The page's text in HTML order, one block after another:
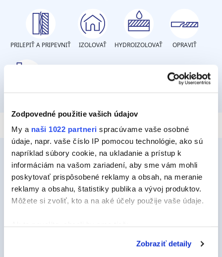
Zodpovedné použitie vašich údajov
My a naši 1022 partneri spracúvame vaše osobné
údaje, napr. vaše číslo IP pomocou technológie, ako sú
napríklad súbory cookie, na ukladanie a prístup k
informáciám na vašom zariadení, aby sme vám mohli
poskytovať prispôsobené reklamy a obsah, na meranie
reklamy a obsahu, štatistiky publika a vývoj produktov.
Môžete si zvoliť, kto a na aké účely použije vaše údaje.
Zobraziť detaily
PRILEPIŤ A PRIPEVNIŤ IZOLOVAŤ HYDROIZOLOVAŤ OPRAVIŤ
Ceys
O Ceys